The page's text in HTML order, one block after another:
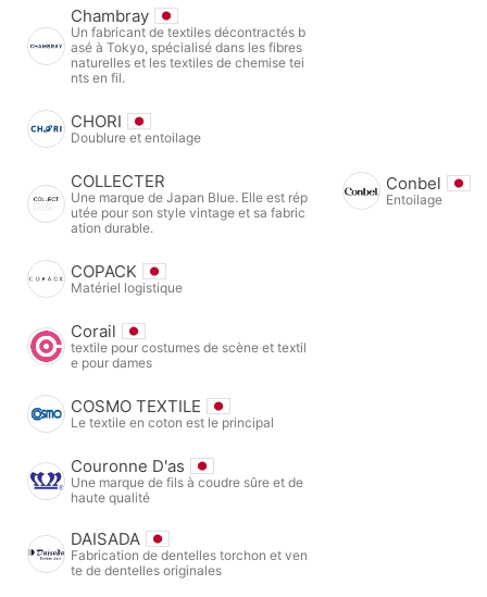
Chambray
Un fabricant de textiles décontractés b
asé à Tokyo, spécialisé dans les fibres
naturelles et les textiles de chemise tei
nts en fil.
CHORI
Doublure et entoilage
COLLECTER
Une marque de Japan Blue. Elle est rép
utée pour son style vintage et sa fabric
ation durable.
Conbel
Entoilage
COPACK
Matériel logistique
Corail
textile pour costumes de scène et textil
e pour dames
COSMO TEXTILE
Le textile en coton est le principal
Couronne D'as
Une marque de fils à coudre sûre et de
haute qualité
DAISADA
Fabrication de dentelles torchon et ven
te de dentelles originales